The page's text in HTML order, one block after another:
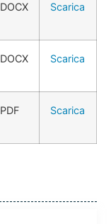
DOCX Scarica
DOCX Scarica
PDF Scarica